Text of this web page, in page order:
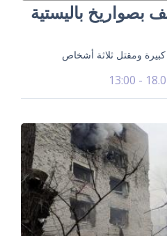
بصواريخ باليستية
ومقتل ثلاثة أشخاص